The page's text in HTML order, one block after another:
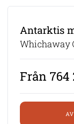
Antarktis
Whichaway
Från 764